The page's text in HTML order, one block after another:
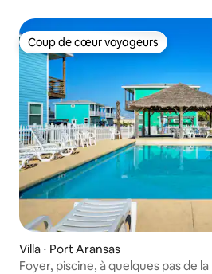
Coup de cœur voyageurs
Coup de cœur voyageurs
Villa ⋅ Port Aransas
Foyer, piscine, à quelques pas de la